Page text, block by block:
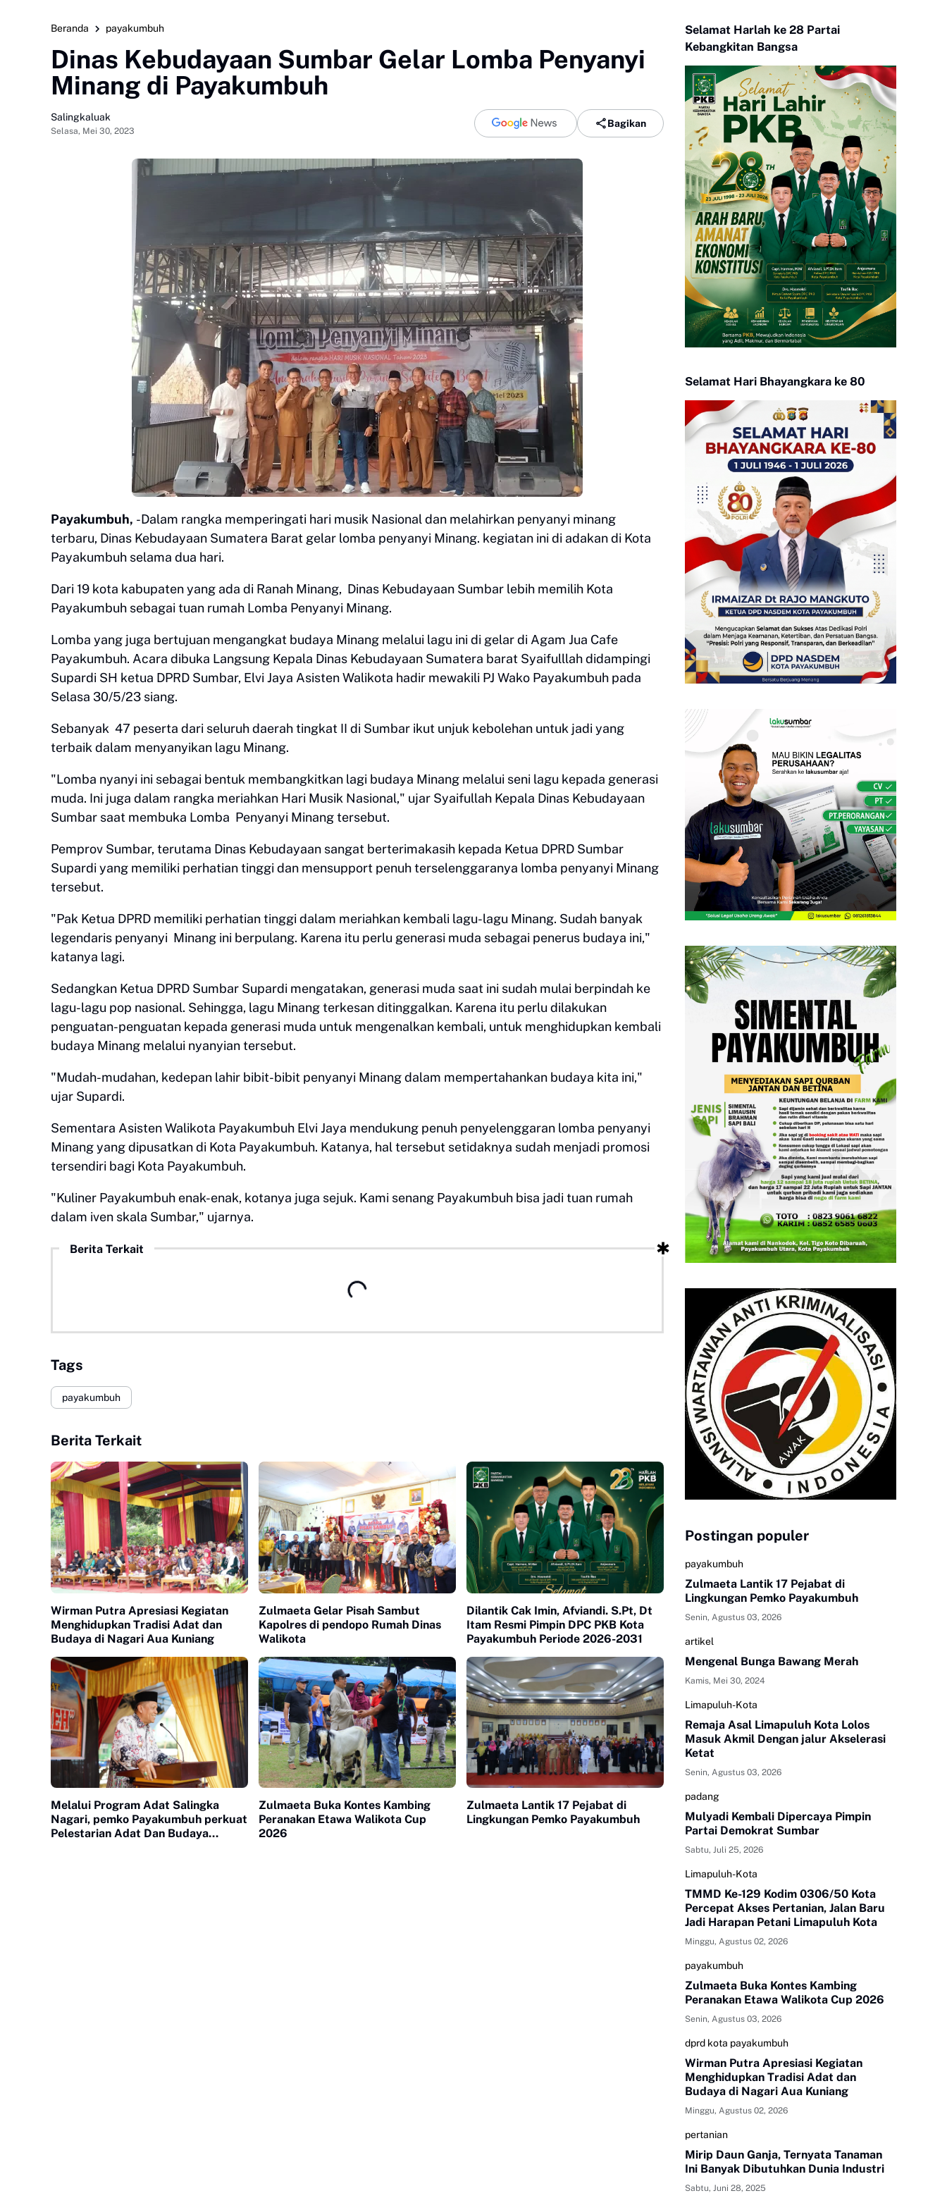
Beranda payakumbuh
Dinas Kebudayaan Sumbar Gelar Lomba Penyanyi
Minang di Payakumbuh
Salingkaluak
Selasa, Mei 30, 2023
Bagikan
Payakumbuh, -Dalam rangka memperingati hari musik Nasional dan melahirkan penyanyi minang
terbaru, Dinas Kebudayaan Sumatera Barat gelar lomba penyanyi Minang. kegiatan ini di adakan di Kota
Payakumbuh selama dua hari.
Dari 19 kota kabupaten yang ada di Ranah Minang, Dinas Kebudayaan Sumbar lebih memilih Kota
Payakumbuh sebagai tuan rumah Lomba Penyanyi Minang.
Lomba yang juga bertujuan mengangkat budaya Minang melalui lagu ini di gelar di Agam Jua Cafe
Payakumbuh. Acara dibuka Langsung Kepala Dinas Kebudayaan Sumatera barat Syaifulllah didampingi
Supardi SH ketua DPRD Sumbar, Elvi Jaya Asisten Walikota hadir mewakili PJ Wako Payakumbuh pada
Selasa 30/5/23 siang.
Sebanyak 47 peserta dari seluruh daerah tingkat II di Sumbar ikut unjuk kebolehan untuk jadi yang
terbaik dalam menyanyikan lagu Minang.
"Lomba nyanyi ini sebagai bentuk membangkitkan lagi budaya Minang melalui seni lagu kepada generasi
muda. Ini juga dalam rangka meriahkan Hari Musik Nasional," ujar Syaifullah Kepala Dinas Kebudayaan
Sumbar saat membuka Lomba Penyanyi Minang tersebut.
Pemprov Sumbar, terutama Dinas Kebudayaan sangat berterimakasih kepada Ketua DPRD Sumbar
Supardi yang memiliki perhatian tinggi dan mensupport penuh terselenggaranya lomba penyanyi Minang
tersebut.
"Pak Ketua DPRD memiliki perhatian tinggi dalam meriahkan kembali lagu-lagu Minang. Sudah banyak
legendaris penyanyi Minang ini berpulang. Karena itu perlu generasi muda sebagai penerus budaya ini,"
katanya lagi.
Sedangkan Ketua DPRD Sumbar Supardi mengatakan, generasi muda saat ini sudah mulai berpindah ke
lagu-lagu pop nasional. Sehingga, lagu Minang terkesan ditinggalkan. Karena itu perlu dilakukan
penguatan-penguatan kepada generasi muda untuk mengenalkan kembali, untuk menghidupkan kembali
budaya Minang melalui nyanyian tersebut.
"Mudah-mudahan, kedepan lahir bibit-bibit penyanyi Minang dalam mempertahankan budaya kita ini,"
ujar Supardi.
Sementara Asisten Walikota Payakumbuh Elvi Jaya mendukung penuh penyelenggaran lomba penyanyi
Minang yang dipusatkan di Kota Payakumbuh. Katanya, hal tersebut setidaknya sudah menjadi promosi
tersendiri bagi Kota Payakumbuh.
"Kuliner Payakumbuh enak-enak, kotanya juga sejuk. Kami senang Payakumbuh bisa jadi tuan rumah
dalam iven skala Sumbar," ujarnya.
Berita Terkait
Tags
payakumbuh
Berita Terkait
Wirman Putra Apresiasi Kegiatan
Menghidupkan Tradisi Adat dan
Budaya di Nagari Aua Kuniang
Zulmaeta Gelar Pisah Sambut
Kapolres di pendopo Rumah Dinas
Walikota
Dilantik Cak Imin, Afviandi. S.Pt, Dt
Itam Resmi Pimpin DPC PKB Kota
Payakumbuh Periode 2026-2031
Melalui Program Adat Salingka
Nagari, pemko Payakumbuh perkuat
Pelestarian Adat Dan Budaya
Zulmaeta Buka Kontes Kambing
Peranakan Etawa Walikota Cup
2026
Zulmaeta Lantik 17 Pejabat di
Lingkungan Pemko Payakumbuh
Selamat Harlah ke 28 Partai
Kebangkitan Bangsa
Selamat Hari Bhayangkara ke 80
Postingan populer
payakumbuh
Zulmaeta Lantik 17 Pejabat di
Lingkungan Pemko Payakumbuh
Senin, Agustus 03, 2026
artikel
Mengenal Bunga Bawang Merah
Kamis, Mei 30, 2024
Limapuluh-Kota
Remaja Asal Limapuluh Kota Lolos
Masuk Akmil Dengan jalur Akselerasi
Ketat
Senin, Agustus 03, 2026
padang
Mulyadi Kembali Dipercaya Pimpin
Partai Demokrat Sumbar
Sabtu, Juli 25, 2026
Limapuluh-Kota
TMMD Ke-129 Kodim 0306/50 Kota
Percepat Akses Pertanian, Jalan Baru
Jadi Harapan Petani Limapuluh Kota
Minggu, Agustus 02, 2026
payakumbuh
Zulmaeta Buka Kontes Kambing
Peranakan Etawa Walikota Cup 2026
Senin, Agustus 03, 2026
dprd kota payakumbuh
Wirman Putra Apresiasi Kegiatan
Menghidupkan Tradisi Adat dan
Budaya di Nagari Aua Kuniang
Minggu, Agustus 02, 2026
pertanian
Mirip Daun Ganja, Ternyata Tanaman
Ini Banyak Dibutuhkan Dunia Industri
Sabtu, Juni 28, 2025